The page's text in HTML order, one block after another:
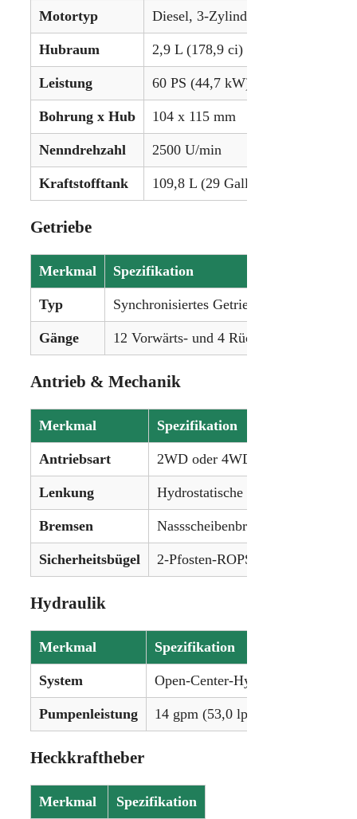
Motortyp Diesel, 3-Zylinder,
Hubraum 2,9 L (178,9 ci)
Leistung 60 PS (44,7 kW)
Bohrung x Hub 104 x 115 mm
Nenndrehzahl 2500 U/min
Kraftstofftank 109,8 L (29 Gallonen)
Getriebe
Merkmal Spezifikation
Typ Synchronisiertes Getriebe
Gänge 12 Vorwärts- und 4 Rückwärtsgänge
Antrieb & Mechanik
Merkmal Spezifikation
Antriebsart 2WD oder 4WD
Lenkung Hydrostatische Servolenkung
Bremsen Nassscheibenbremsen
Sicherheitsbügel 2-Pfosten-ROPS, Kabine optional
Hydraulik
Merkmal Spezifikation
System Open-Center-Hydraulik
Pumpenleistung 14 gpm (53,0 lpm)
Heckkraftheber
Merkmal Spezifikation